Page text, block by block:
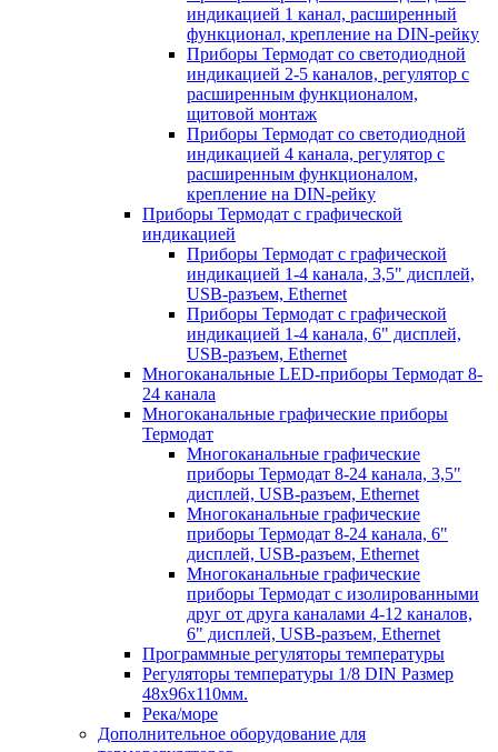
индикацией 1 канал, расширенный
функционал, крепление на DIN-рейку
Приборы Термодат со светодиодной
индикацией 2-5 каналов, регулятор с
расширенным функционалом,
щитовой монтаж
Приборы Термодат со светодиодной
индикацией 4 канала, регулятор с
расширенным функционалом,
крепление на DIN-рейку
Приборы Термодат с графической
индикацией
Приборы Термодат с графической
индикацией 1-4 канала, 3,5" дисплей,
USB-разъем, Ethernet
Приборы Термодат с графической
индикацией 1-4 канала, 6" дисплей,
USB-разъем, Ethernet
Многоканальные LED-приборы Термодат 8-
24 канала
Многоканальные графические приборы
Термодат
Многоканальные графические
приборы Термодат 8-24 канала, 3,5"
дисплей, USB-разъем, Ethernet
Многоканальные графические
приборы Термодат 8-24 канала, 6"
дисплей, USB-разъем, Ethernet
Многоканальные графические
приборы Термодат с изолированными
друг от друга каналами 4-12 каналов,
6" дисплей, USB-разъем, Ethernet
Программные регуляторы температуры
Регуляторы температуры 1/8 DIN Размер
48х96х110мм.
Река/море
Дополнительное оборудование для